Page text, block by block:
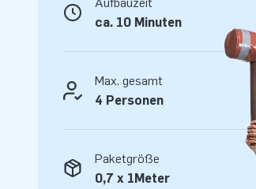
einer 5-Jahres-Garantie geliefert.
Hüpfburg und lassen Sie die Party
ca. 10 Minuten
Max. gesamt
4 Personen
Paketgröße
0,7 x 1Meter